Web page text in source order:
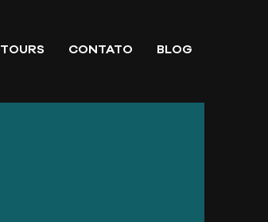
TOURS CONTATO BLOG